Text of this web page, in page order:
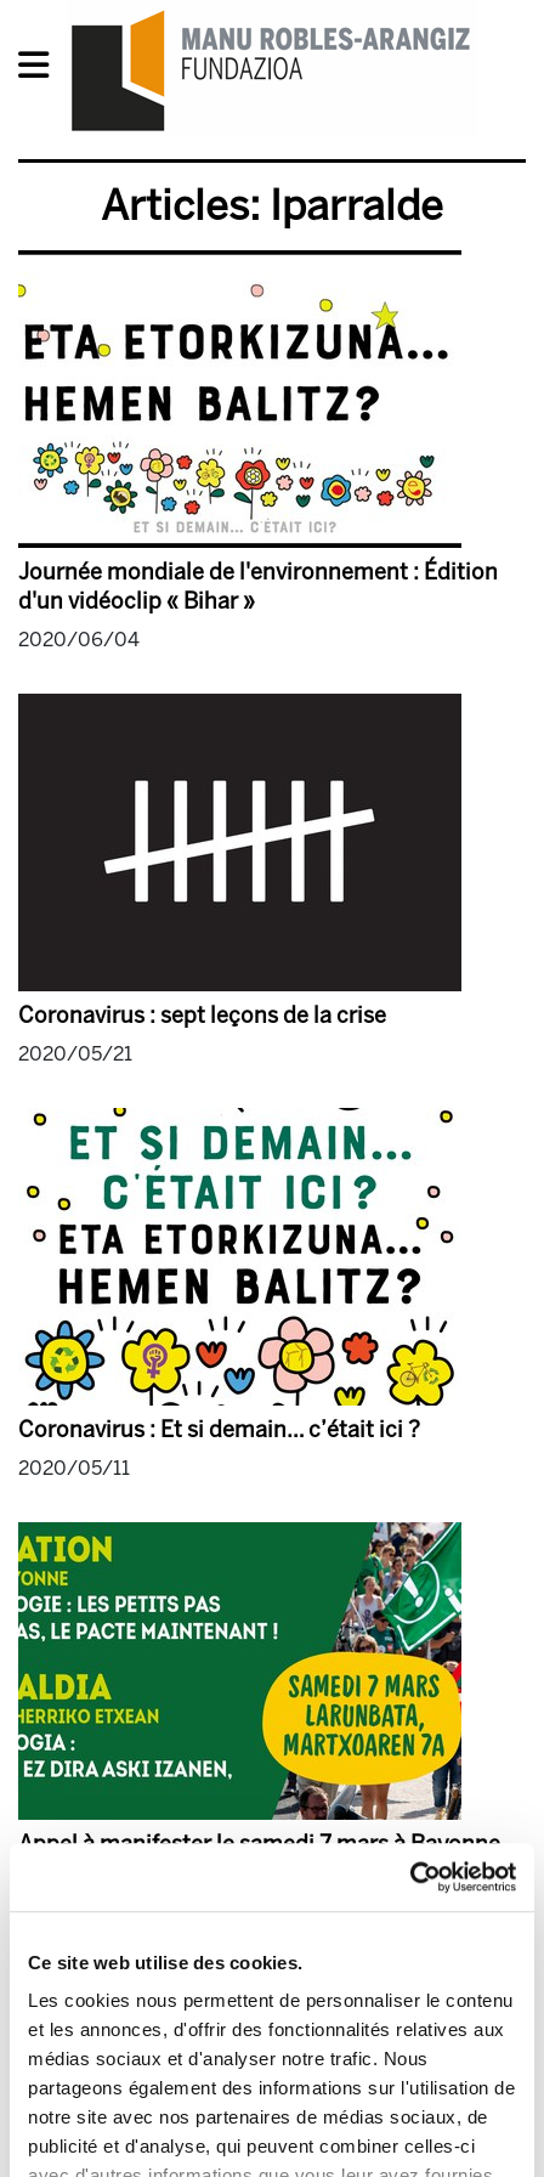
Ce site web utilise des cookies.
Les cookies nous permettent de personnaliser le contenu
et les annonces, d'offrir des fonctionnalités relatives aux
médias sociaux et d'analyser notre trafic. Nous
partageons également des informations sur l'utilisation de
notre site avec nos partenaires de médias sociaux, de
publicité et d'analyse, qui peuvent combiner celles-ci
Articles: Iparralde
Journée mondiale de l'environnement : Édition
d'un vidéoclip « Bihar »
2020/06/04
Coronavirus : sept leçons de la crise
2020/05/21
Coronavirus : Et si demain… c’était ici ?
2020/05/11
Appel à manifester le samedi 7 mars à Bayonne,
2020/03/05